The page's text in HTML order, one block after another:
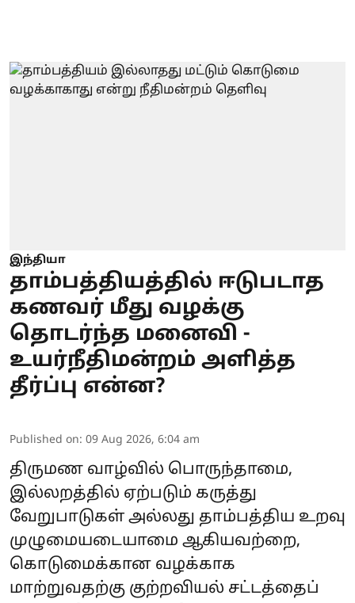
இந்தியா
தாம்பத்தியத்தில் ஈடுபடாத
கணவர் மீது வழக்கு
தொடர்ந்த மனைவி -
உயர்நீதிமன்றம் அளித்த
தீர்ப்பு என்ன?
Published on: 09 Aug 2026, 6:04 am
திருமண வாழ்வில் பொருந்தாமை,
இல்லறத்தில் ஏற்படும் கருத்து
வேறுபாடுகள் அல்லது தாம்பத்திய உறவு
முழுமையடையாமை ஆகியவற்றை,
கொடுமைக்கான வழக்காக
மாற்றுவதற்கு குற்றவியல் சட்டத்தைப்